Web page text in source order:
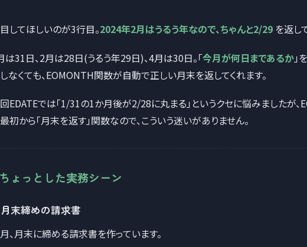
してほしいのが3行目。2024年2月はうるう年なので、ちゃんと2/29 を返し
は31日、2月は28日(うるう年29日)、4月は30日。「今月が何日まであるか」
なくても、EOMONTH関数が自動で正しい月末を返してくれます。
EDATEでは「1/31の1か月後が2/28に丸まる」というクセに悩みましたが、
初から「月末を返す」関数なので、こういう迷いがありません。
ちょっとした実務シーン
末締めの請求書
、月末に締める請求書を作っています。